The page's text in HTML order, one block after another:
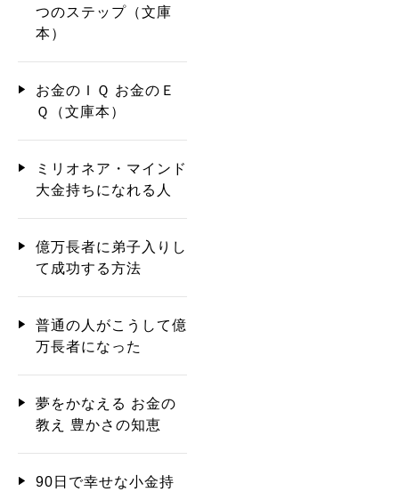
つのステップ（文庫
本）
お金のＩＱ お金のＥ
Ｑ（文庫本）
ミリオネア・マインド
大金持ちになれる人
億万長者に弟子入りし
て成功する方法
普通の人がこうして億
万長者になった
夢をかなえる お金の
教え 豊かさの知恵
90日で幸せな小金持